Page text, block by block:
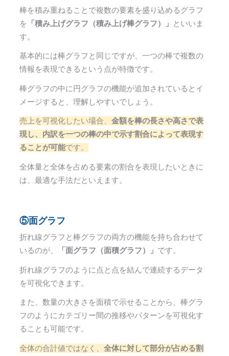
棒を積み重ねることで複数の要素を盛り込めるグラフ
を 「積み上げグラフ（積み上げ棒グラフ）」 といいま
す。
基本的には棒グラフと同じですが、一つの棒で複数の
情報を表現できるという点が特徴です。
棒グラフの中に円グラフの機能が追加されているとイ
メージすると、理解しやすいでしょう。
売上を可視化したい場合、 金額を棒の長さや高さで表
現し、内訳を一つの棒の中で示す割合によって表現す
ることが可能です。
全体量と全体を占める要素の割合を表現したいときに
は、最適な手法だといえます。
⑤面グラフ
折れ線グラフと棒グラフの両方の機能を持ち合わせて
いるのが、
「面グラフ（面積グラフ）」 です。
折れ線グラフのように点と点を結んで連続するデータ
を可視化できます。
また、数量の大きさを面積で示せることから、棒グラ
フのようにカテゴリー間の推移やパターンを可視化す
ることも可能です。
全体の合計値ではなく、 全体に対して部分が占める割